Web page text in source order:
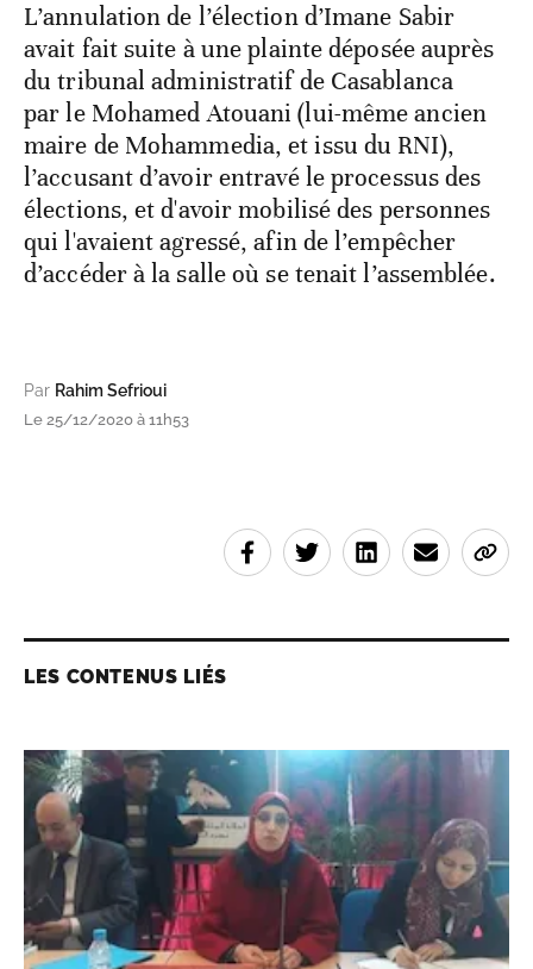
L’annulation de l’élection d’Imane Sabir
avait fait suite à une plainte déposée auprès
du tribunal administratif de Casablanca
par le Mohamed Atouani (lui-même ancien
maire de Mohammedia, et issu du RNI),
l’accusant d’avoir entravé le processus des
élections, et d'avoir mobilisé des personnes
qui l'avaient agressé, afin de l’empêcher
d’accéder à la salle où se tenait l’assemblée.
Par Rahim Sefrioui
Le 25/12/2020 à 11h53
LES CONTENUS LIÉS